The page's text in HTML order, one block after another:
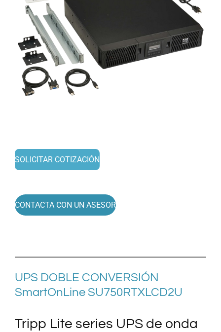
SOLICITAR COTIZACIÓN
CONTACTA CON UN ASESOR
UPS DOBLE CONVERSIÓN
SmartOnLine SU750RTXLCD2U
Tripp Lite series UPS de onda